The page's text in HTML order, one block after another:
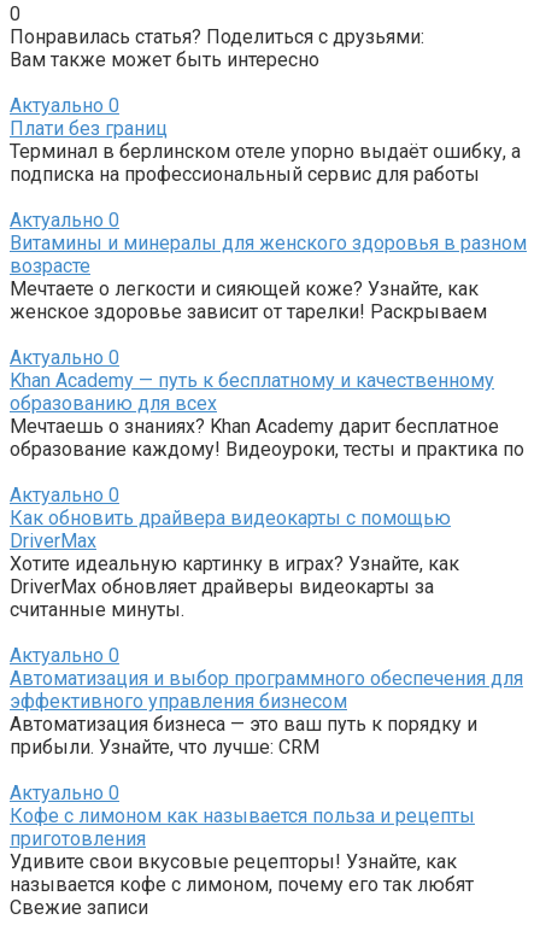
0
Понравилась статья? Поделиться с друзьями:
Вам также может быть интересно
Актуально 0
Плати без границ
Терминал в берлинском отеле упорно выдаёт ошибку, а
подписка на профессиональный сервис для работы
Актуально 0
Витамины и минералы для женского здоровья в разном
возрасте
Мечтаете о легкости и сияющей коже? Узнайте, как
женское здоровье зависит от тарелки! Раскрываем
Актуально 0
Khan Academy — путь к бесплатному и качественному
образованию для всех
Мечтаешь о знаниях? Khan Academy дарит бесплатное
образование каждому! Видеоуроки, тесты и практика по
Актуально 0
Как обновить драйвера видеокарты с помощью
DriverMax
Хотите идеальную картинку в играх? Узнайте, как
DriverMax обновляет драйверы видеокарты за
считанные минуты.
Актуально 0
Автоматизация и выбор программного обеспечения для
эффективного управления бизнесом
Автоматизация бизнеса — это ваш путь к порядку и
прибыли. Узнайте, что лучше: CRM
Актуально 0
Кофе с лимоном как называется польза и рецепты
приготовления
Удивите свои вкусовые рецепторы! Узнайте, как
называется кофе с лимоном, почему его так любят
Свежие записи